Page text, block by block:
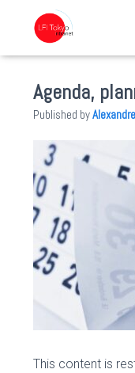
Agenda,
Published by
This content is